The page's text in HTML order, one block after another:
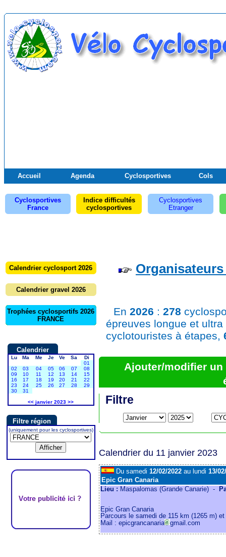
Accueil Agenda Cyclosportives Cols
Cyclosportives
France
Indice difficultés
cyclosportives
Cyclosportives
Etranger
Calendrier cyclosport 2026
Calendrier gravel 2026
Trophées cyclosportifs 2026
FRANCE
Calendrier
Lu Ma Me Je Ve Sa
Di
01
02
03 04 05 06 07
08
09
10 11 12 13 14
15
16
17 18 19 20 21
22
23
24 25 26 27 28
29
30
31
<< janvier 2023 >>
Filtre région
(uniquement pour les cyclosportives)
En 2026 : 278
épreuves longue et
cyclotouristes à étapes,
Ajouter/modifier un
Filtre
Calendrier du 11 janvier 2023
Du samedi 12/02/2022au lundi 13/
Epic Gran Canaria
Lieu : Maspalomas (Grande Canarie) -
Epic Gran Canaria
Parcours le samedi de 115 km (1265 m)
Mail : epicgrancanaria
gmail.com